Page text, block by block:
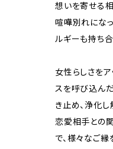
想いを寄せる
喧嘩別れにな
ルギーも持ち合
女性らしさを
スを呼び込ん
き止め、浄化し
恋愛相手との
で、様々なご縁